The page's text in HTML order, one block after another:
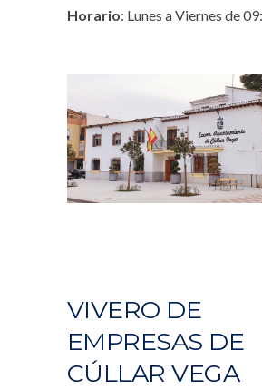
Horario: Lunes a Viernes de
VIVERO DE
EMPRESAS DE
CÚLLAR VEGA